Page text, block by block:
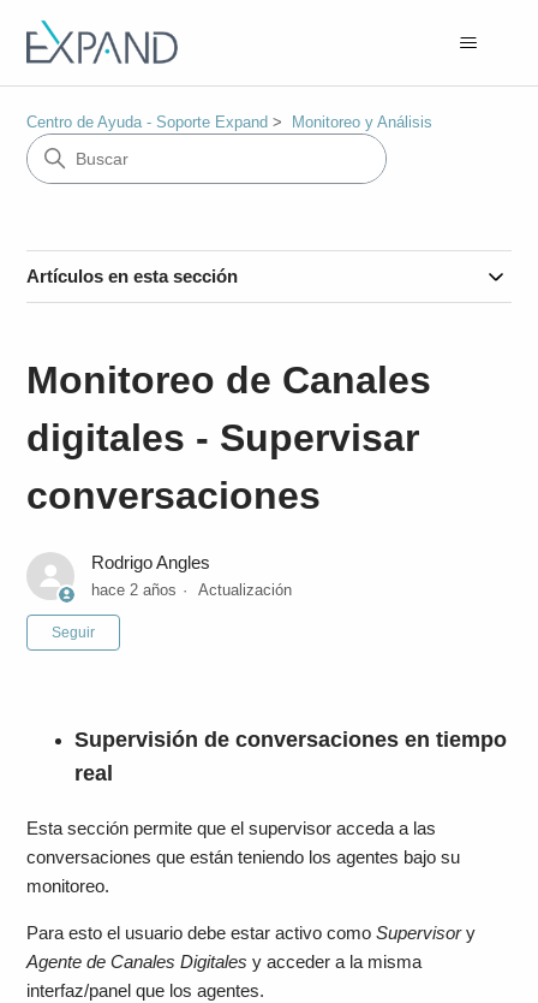
Centro de Ayuda - Soporte Expand Monitoreo y Análisis
Artículos en esta sección
Monitoreo de Canales
digitales - Supervisar
conversaciones
Rodrigo Angles
hace 2 años Actualización
Seguir
Supervisión de conversaciones en tiempo
real
Esta sección permite que el supervisor acceda a las
conversaciones que están teniendo los agentes bajo su
monitoreo.
Para esto el usuario debe estar activo comoSupervisory
Agente de Canales Digitales y acceder a la misma
interfaz/panel que los agentes.